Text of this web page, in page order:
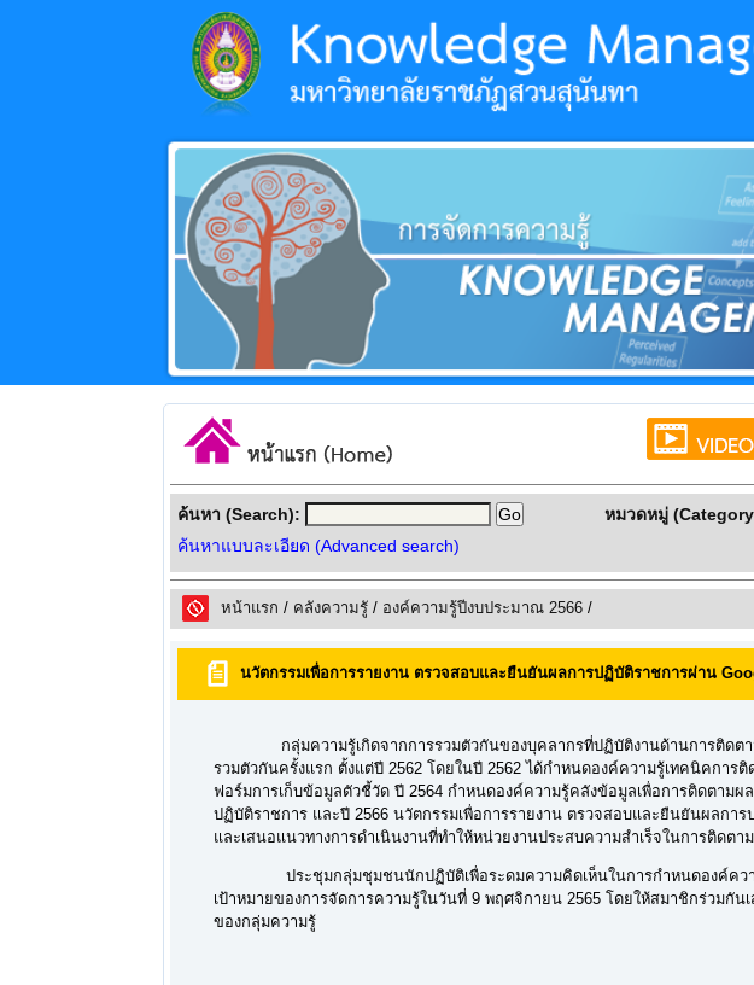
ค้นหา (Search):
ค้นหาแบบละเอียด (Advanced search)
หมวดหมู่
หน้าแรก / คลังความรูั/ องค์ความรู้ปีงบประมาณ 2566/
นวัตกรรมเพื่อการรายงาน ตรวจสอบและยืนยันผลการปฏิบัติราชการผ่าน
กลุ่มความรู้เกิดจากการรวมตัวกันของบุคลากรที่ปฏิบัติงานด้านการติดตาม
รวมตัวกันครั้งแรก ตั้งแต่ปี 2562 โดยในปี 2562 ได้กำหนดองค์ความรู้เทคนิคกา
ฟอร์มการเก็บข้อมูลตัวชี้วัด ปี 2564 กำหนดองค์ความรู้คลังข้อมูลเพื่อการติดตาม
ปฏิบัติราชการ และปี 2566 นวัตกรรมเพื่อการรายงาน ตรวจสอบและยืนยันผลกา
และเสนอแนวทางการดำเนินงานที่ทำให้หน่วยงานประสบความสำเร็จในการติดต
ประชุมกลุ่มชุมชนนักปฏิบัติเพื่อระดมความคิดเห็นในการกำหนดองค์ความ
เป้าหมายของการจัดการความรู้ในวันที่ 9 พฤศจิกายน 2565 โดยให้สมาชิกร่วมกั
ของกลุ่มความรู้